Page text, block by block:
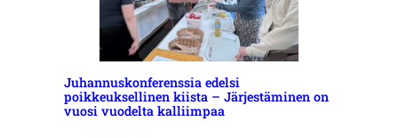
Juhannuskonferenssia edelsi
poikkeuksellinen kiista – Järjestäminen on
vuosi vuodelta kalliimpaa